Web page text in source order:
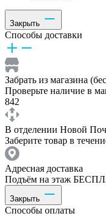
Закрыть
Способы доставки
Забрать из магазина
Проверьте наличие в
842
В отделении Новой
Заберите товар в
Адресная доставка
Подъём на этаж
Закрыть
Способы оплаты